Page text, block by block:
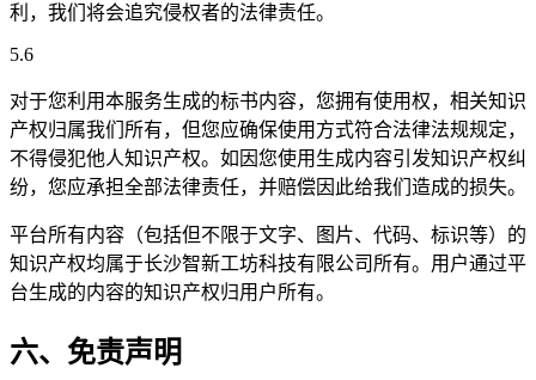
利，我们将会追究侵权者的法律责任。
5.6
对于您利用本服务生成的标书内容，您拥有使用权，相关知识
产权归属我们所有，但您应确保使用方式符合法律法规规定，
不得侵犯他人知识产权。如因您使用生成内容引发知识产权纠
纷，您应承担全部法律责任，并赔偿因此给我们造成的损失。
平台所有内容（包括但不限于文字、图片、代码、标识等）的
知识产权均属于长沙智新工坊科技有限公司所有。用户通过平
台生成的内容的知识产权归用户所有。
六、免责声明